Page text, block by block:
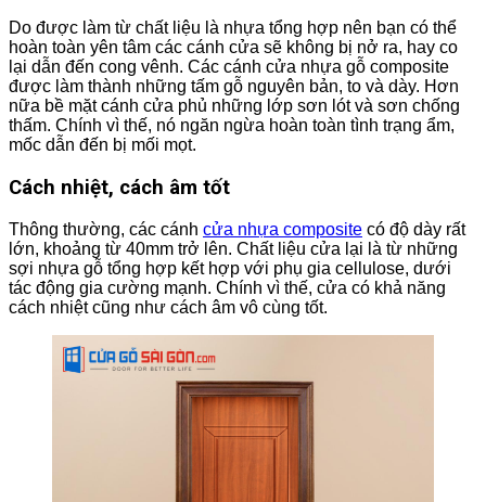
Do được làm từ chất liệu là nhựa tổng hợp nên bạn có thể
hoàn toàn yên tâm các cánh cửa sẽ không bị nở ra, hay co
lại dẫn đến cong vênh. Các cánh cửa nhựa gỗ composite
được làm thành những tấm gỗ nguyên bản, to và dày. Hơn
nữa bề mặt cánh cửa phủ những lớp sơn lót và sơn chống
thấm. Chính vì thế, nó ngăn ngừa hoàn toàn tình trạng ẩm,
mốc dẫn đến bị mối mọt.
Cách nhiệt, cách âm tốt
Thông thường, các cánh cửa nhựa composite có độ dày rất
lớn, khoảng từ 40mm trở lên. Chất liệu cửa lại là từ những
sợi nhựa gỗ tổng hợp kết hợp với phụ gia cellulose, dưới
tác động gia cường mạnh. Chính vì thế, cửa có khả năng
cách nhiệt cũng như cách âm vô cùng tốt.